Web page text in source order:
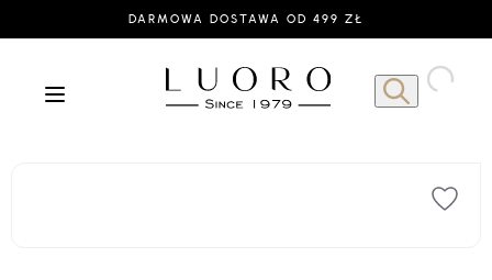
DARMOWA DOSTAWA OD 499 ZŁ